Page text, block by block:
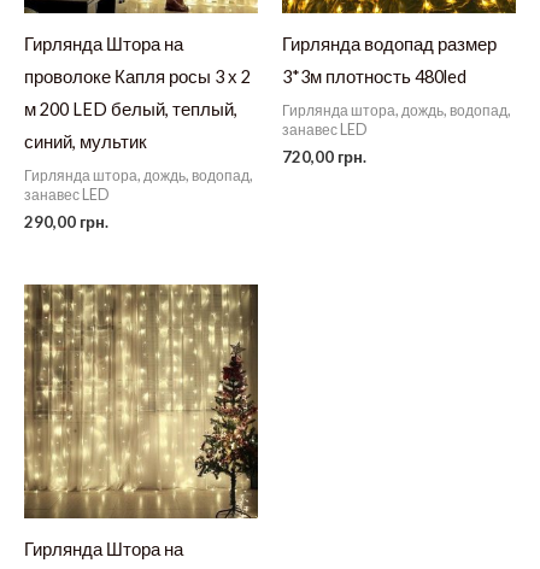
Гирлянда Штора на
проволоке Капля росы 3 х 2
м 200 LED белый, теплый,
синий, мультик
Гирлянда штора, дождь, водопад,
занавес LED
290,00 грн.
Гирлянда водопад размер
3*3м плотность 480led
Гирлянда штора, дождь, водопад,
занавес LED
720,00 грн.
Гирлянда Штора на